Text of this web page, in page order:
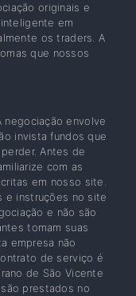
originais e
em
os traders. A
que nossos
negociação envolve
invista fundos que
Antes de
com as
em nosso site.
e instruções no site
e não são
tomam suas
empresa não
de serviço é
de São Vicente
prestados no